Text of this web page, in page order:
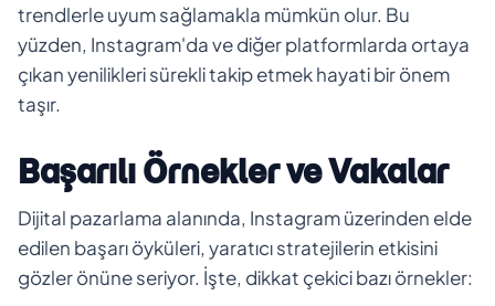
trendlerle uyum sağlamakla mümkün olur. Bu
yüzden, Instagram'da ve diğer platformlarda ortaya
çıkan yenilikleri sürekli takip etmek hayati bir önem
taşır.
Başarılı Örnekler ve Vakalar
Dijital pazarlama alanında, Instagram üzerinden elde
edilen başarı öyküleri, yaratıcı stratejilerin etkisini
gözler önüne seriyor. İşte, dikkat çekici bazı örnekler: